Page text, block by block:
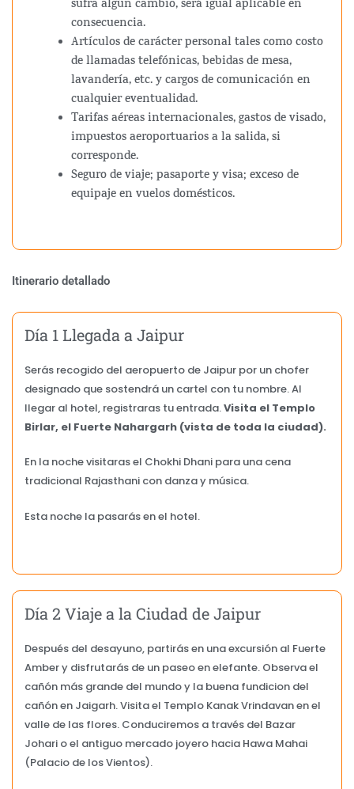
sufra algún cambio, será igual aplicable en
consecuencia.
Artículos de carácter personal tales como costo
de llamadas telefónicas, bebidas de mesa,
lavandería, etc. y cargos de comunicación en
cualquier eventualidad.
Tarifas aéreas internacionales, gastos de visado,
impuestos aeroportuarios a la salida, si
corresponde.
Seguro de viaje; pasaporte y visa; exceso de
equipaje en vuelos domésticos.
Itinerario detallado
Día 1 Llegada a Jaipur
Serás recogido del aeropuerto de Jaipur por un chofer
designado que sostendrá un cartel con tu nombre. Al
llegar al hotel, registraras tu entrada.Visita el Templo
Birlar, el Fuerte Nahargarh (vista de toda la ciudad).
En la noche visitaras el Chokhi Dhani para una cena
tradicional Rajasthani con danza y música.
Esta noche la pasarás en el hotel.
Día 2 Viaje a la Ciudad de Jaipur
Después del desayuno, partirás en una excursión al Fuerte
Amber y disfrutarás de un paseo en elefante. Observa el
cañón más grande del mundo y la buena fundicion del
cañón en Jaigarh. Visita el Templo Kanak Vrindavan en el
valle de las flores. Conduciremos a través del Bazar
Johari o el antiguo mercado joyero hacia Hawa Mahai
(Palacio de los Vientos).